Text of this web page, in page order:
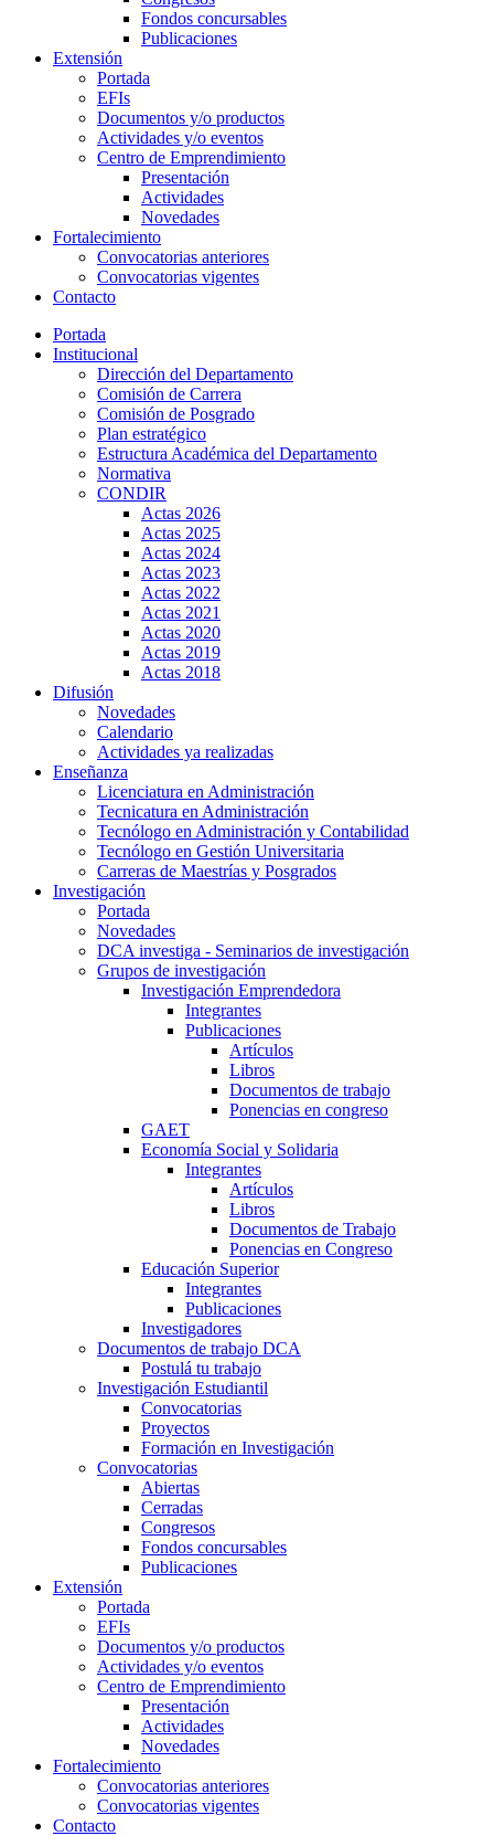
Fondos concursables
Publicaciones
Extensión
Portada
EFIs
Documentos y/o productos
Actividades y/o eventos
Centro de Emprendimiento
Presentación
Actividades
Novedades
Fortalecimiento
Convocatorias anteriores
Convocatorias vigentes
Contacto
Portada
Institucional
Dirección del Departamento
Comisión de Carrera
Comisión de Posgrado
Plan estratégico
Estructura Académica del Departamento
Normativa
CONDIR
Actas 2026
Actas 2025
Actas 2024
Actas 2023
Actas 2022
Actas 2021
Actas 2020
Actas 2019
Actas 2018
Difusión
Novedades
Calendario
Actividades ya realizadas
Enseñanza
Licenciatura en Administración
Tecnicatura en Administración
Tecnólogo en Administración y Contabilidad
Tecnólogo en Gestión Universitaria
Carreras de Maestrías y Posgrados
Investigación
Portada
Novedades
DCA investiga - Seminarios de investigación
Grupos de investigación
Investigación Emprendedora
Integrantes
Publicaciones
Artículos
Libros
Documentos de trabajo
Ponencias en congreso
GAET
Economía Social y Solidaria
Integrantes
Artículos
Libros
Documentos de Trabajo
Ponencias en Congreso
Educación Superior
Integrantes
Publicaciones
Investigadores
Documentos de trabajo DCA
Postulá tu trabajo
Investigación Estudiantil
Convocatorias
Proyectos
Formación en Investigación
Convocatorias
Abiertas
Cerradas
Congresos
Fondos concursables
Publicaciones
Extensión
Portada
EFIs
Documentos y/o productos
Actividades y/o eventos
Centro de Emprendimiento
Presentación
Actividades
Novedades
Fortalecimiento
Convocatorias anteriores
Convocatorias vigentes
Contacto